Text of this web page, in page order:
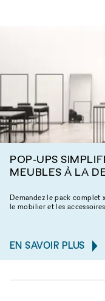
POP-UPS
MEUBLES À LA
Demandez le pack complet
le mobilier et les
EN SAVOIR PLUS